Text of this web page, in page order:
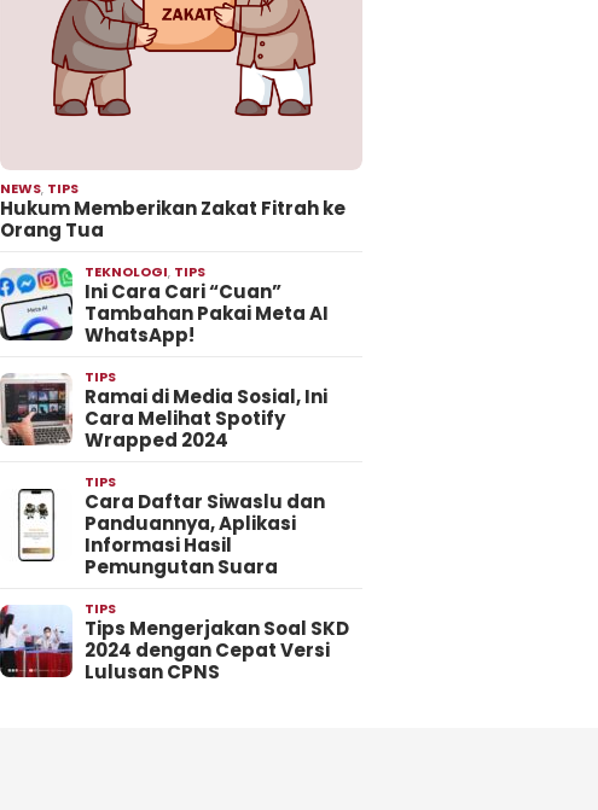
NEWS, TIPS
Hukum Memberikan Zakat Fitrah ke
Orang Tua
TEKNOLOGI, TIPS
Ini Cara Cari “Cuan”
Tambahan Pakai Meta AI
WhatsApp!
TIPS
Ramai di Media Sosial, Ini
Cara Melihat Spotify
Wrapped 2024
TIPS
Cara Daftar Siwaslu dan
Panduannya, Aplikasi
Informasi Hasil
Pemungutan Suara
TIPS
Tips Mengerjakan Soal SKD
2024 dengan Cepat Versi
Lulusan CPNS